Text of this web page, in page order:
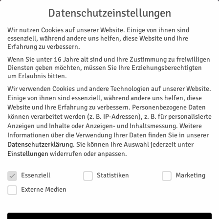
Start Magazin Rat & Recht Scherz im Recht?
MAGAZIN RAT & RECHT
Scherz im Recht?
VonMichael Lingnau- April 1, 2024 278 0
Facebook Twitter
Datenschutzeinstellungen
Wir nutzen Cookies auf unserer Website. Einige von ihnen sind
essenziell, während andere uns helfen, diese Website und Ihre
Erfahrung zu verbessern.
Wenn Sie unter 16 Jahre alt sind und Ihre Zustimmung zu freiwilligen
Diensten geben möchten, müssen Sie Ihre Erziehungsberechtigten
um Erlaubnis bitten.
Wir verwenden Cookies und andere Technologien auf unserer Website.
Einige von ihnen sind essenziell, während andere uns helfen, diese
Website und Ihre Erfahrung zu verbessern. Personenbezogene Daten
können verarbeitet werden (z. B. IP-Adressen), z. B. für personalisierte
Anzeigen und Inhalte oder Anzeigen- und Inhaltsmessung. Weitere
Informationen über die Verwendung Ihrer Daten finden Sie in unserer
Datenschutzerklärung. Sie können Ihre Auswahl jederzeit unter
Einstellungen widerrufen oder anpassen.
Essenziell
Statistiken
Marketing
Externe Medien